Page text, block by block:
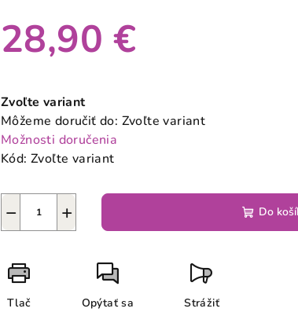
28,90 €
cena:
Zvoľte variant
Môžeme doručiť do: Zvoľte variant
Možnosti doručenia
Kód: Zvoľte variant
+
− Do
Tlač Opýtať sa Strážiť